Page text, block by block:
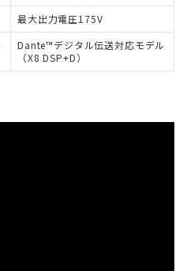
最大出力電圧175V
Dante™デジタル伝送対応モデル
（X8 DSP+D）